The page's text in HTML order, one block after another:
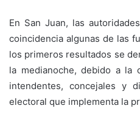
En San Juan, las
coincidencia algunas de las
los primeros resultados se
la medianoche, debido a la
intendentes, concejales y
electoral que implementa la